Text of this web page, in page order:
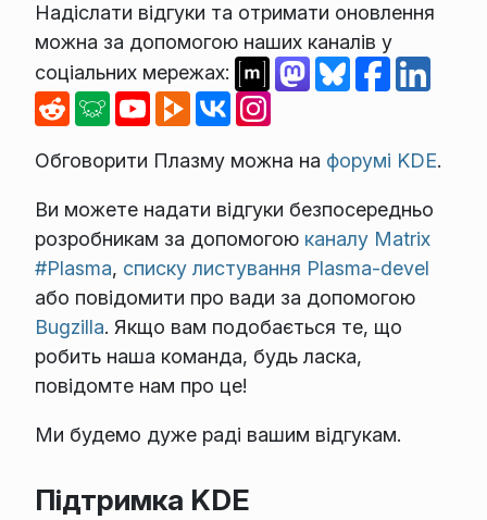
Надіслати відгуки та отримати оновлення
можна за допомогою наших каналів у
соціальних мережах:
Обговорити Плазму можна на форумі KDE.
Ви можете надати відгуки безпосередньо
розробникам за допомогою каналу Matrix
#Plasma, списку листування Plasma-devel
або повідомити про вади за допомогою
Bugzilla. Якщо вам подобається те, що
робить наша команда, будь ласка,
повідомте нам про це!
Ми будемо дуже раді вашим відгукам.
Підтримка KDE